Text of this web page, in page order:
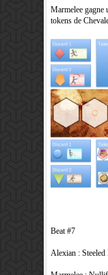
Marmelee gagne
tokens de
Beat #7
Alexian :